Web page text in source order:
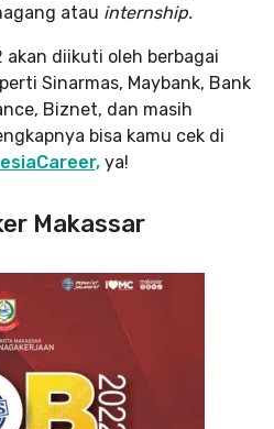
atau internship.
akan diikuti oleh berbagai
Sinarmas, Maybank, Bank
Biznet, dan masih
bisa kamu cek di
ya!
Makassar